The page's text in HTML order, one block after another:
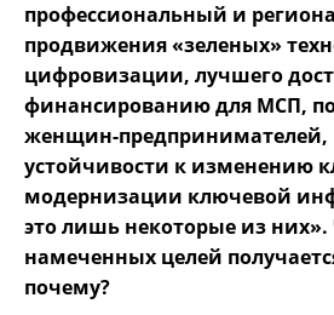
профессиональный и
продвижения «зеленых»
цифровизации, лучшего
финансированию для МСП,
женщин-
устойчивости к изменению
модернизации ключевой
это лишь некоторые из них».
намеченных целей
почему?